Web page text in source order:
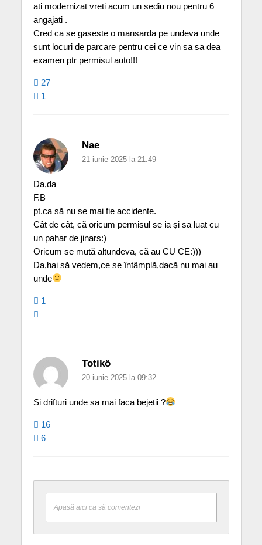
ati modernizat vreti acum un sediu nou pentru 6
angajati .
Cred ca se gaseste o mansarda pe undeva unde
sunt locuri de parcare pentru cei ce vin sa sa dea
examen ptr permisul auto!!!
27
1
Nae
21 iunie 2025 la 21:49
Da,da
F.B
pt.ca să nu se mai fie accidente.
Cât de cât, că oricum permisul se ia și sa luat cu
un pahar de jinars:)
Oricum se mută altundeva, că au CU CE:)))
Da,hai să vedem,ce se întâmplă,dacă nu mai au
unde
1
Totikö
20 iunie 2025 la 09:32
Si drifturi unde sa mai faca bejetii ?
16
6
Apasă aici ca să comentezi